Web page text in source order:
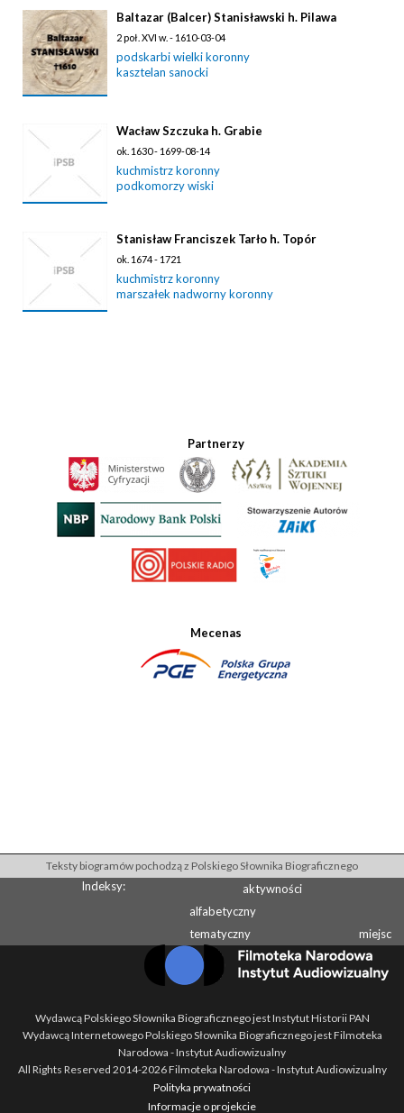
Baltazar (Balcer) Stanisławski h. Pilawa
2 poł. XVI w. - 1610-03-04
podskarbi wielki koronny
kasztelan sanocki
Wacław Szczuka h. Grabie
ok. 1630 - 1699-08-14
kuchmistrz koronny
podkomorzy wiski
Stanisław Franciszek Tarło h. Topór
ok. 1674 - 1721
kuchmistrz koronny
marszałek nadworny koronny
Partnerzy
Mecenas
Teksty biogramów pochodzą z Polskiego Słownika Biograficznego
Indeksy:
aktywności
alfabetyczny
tematyczny
miejsc
Wydawcą Polskiego Słownika Biograficznego jest Instytut Historii PAN
Wydawcą Internetowego Polskiego Słownika Biograficznego jest Filmoteka
Narodowa - Instytut Audiowizualny
All Rights Reserved 2014-2026Filmoteka Narodowa - Instytut Audiowizualny
Polityka prywatności
Informacje o projekcie